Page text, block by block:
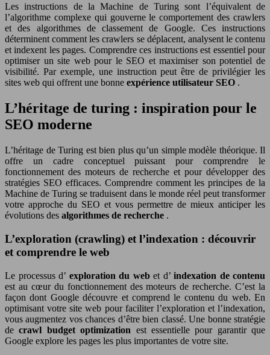
Les instructions de la Machine de Turing sont l’équivalent de
l’algorithme complexe qui gouverne le comportement des crawlers
et des algorithmes de classement de Google. Ces instructions
déterminent comment les crawlers se déplacent, analysent le contenu
et indexent les pages. Comprendre ces instructions est essentiel pour
optimiser un site web pour le SEO et maximiser son potentiel de
visibilité. Par exemple, une instruction peut être de privilégier les
sites web qui offrent une bonne expérience utilisateur SEO .
L’héritage de turing : inspiration pour le
SEO moderne
L’héritage de Turing est bien plus qu’un simple modèle théorique. Il
offre un cadre conceptuel puissant pour comprendre le
fonctionnement des moteurs de recherche et pour développer des
stratégies SEO efficaces. Comprendre comment les principes de la
Machine de Turing se traduisent dans le monde réel peut transformer
votre approche du SEO et vous permettre de mieux anticiper les
évolutions des algorithmes de recherche .
L’exploration (crawling) et l’indexation : découvrir
et comprendre le web
Le processus d’ exploration du web et d’ indexation de contenu
est au cœur du fonctionnement des moteurs de recherche. C’est la
façon dont Google découvre et comprend le contenu du web. En
optimisant votre site web pour faciliter l’exploration et l’indexation,
vous augmentez vos chances d’être bien classé. Une bonne stratégie
decrawl budget optimization est essentielle pour garantir que
Google explore les pages les plus importantes de votre site.